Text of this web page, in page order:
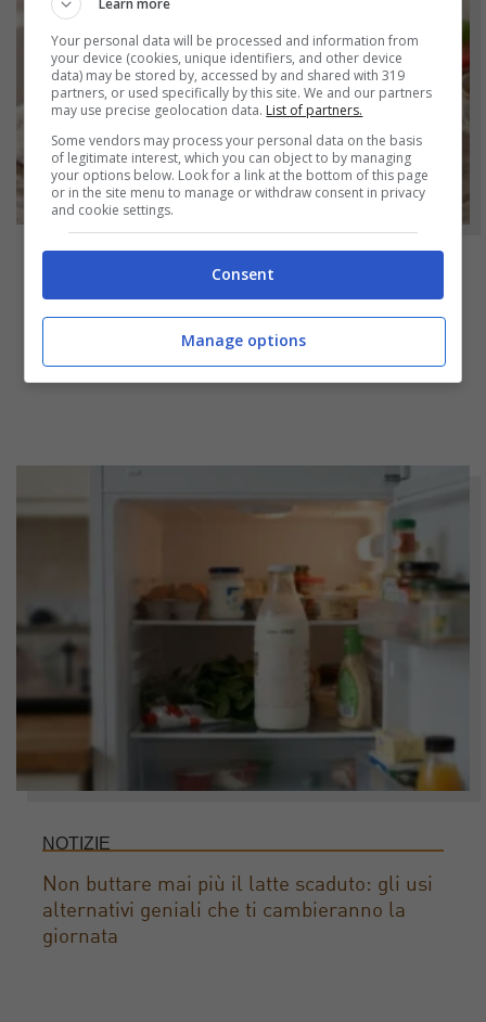
Hamburger di prosciutto cotto fatti in casa:
molto più genuini e soprattutto molto più
economici
NOTIZIE
Non buttare mai più il latte scaduto: gli usi
alternativi geniali che ti cambieranno la
giornata
Learn more
Your personal data will be processed and information from
your device (cookies, unique identifiers, and other device
data) may be stored by, accessed by and shared with 319
partners, or used specifically by this site. We and our partners
may use precise geolocation data. List of partners.
Some vendors may process your personal data on the basis
of legitimate interest, which you can object to by managing
your options below. Look for a link at the bottom of this page
or in the site menu to manage or withdraw consent in privacy
and cookie settings.
Consent
Manage options